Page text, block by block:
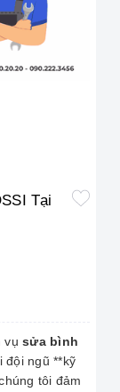
Tại
vụ sửa bình
đội ngũ **kỹ
tôi đảm